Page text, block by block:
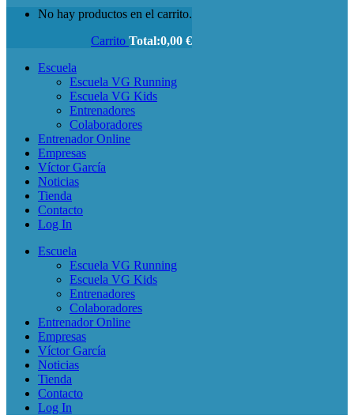
No hay productos en el carrito.
Carrito Total:0,00 €
Escuela
Escuela VG Running
Escuela VG Kids
Entrenadores
Colaboradores
Entrenador Online
Empresas
Víctor García
Noticias
Tienda
Contacto
Log In
Escuela
Escuela VG Running
Escuela VG Kids
Entrenadores
Colaboradores
Entrenador Online
Empresas
Víctor García
Noticias
Tienda
Contacto
Log In